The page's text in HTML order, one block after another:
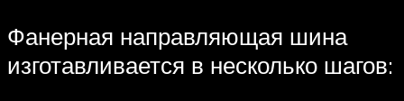
Фанерная направляющая шина
изготавливается в несколько шагов: